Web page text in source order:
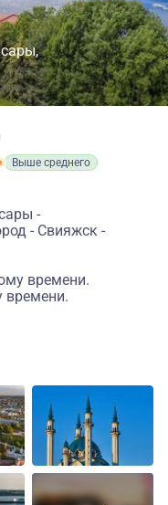
Выше среднего
-
- Свияжск -
времени.
времени.